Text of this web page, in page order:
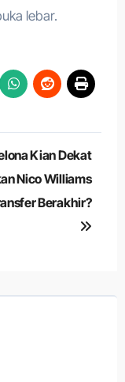
lebar.
Kian Dekat
Nico Williams
Berakhir?